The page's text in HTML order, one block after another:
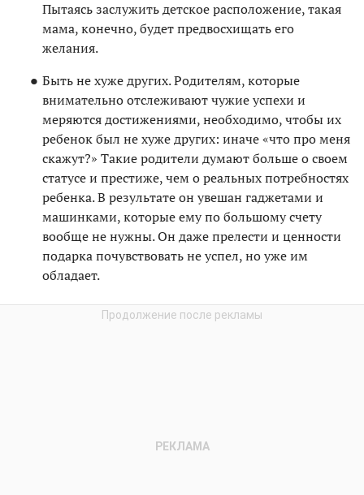
Пытаясь заслужить детское расположение, такая
мама, конечно, будет предвосхищать его
желания.
Быть не хуже других. Родителям, которые
внимательно отслеживают чужие успехи и
меряются достижениями, необходимо, чтобы их
ребенок был не хуже других: иначе «что про меня
скажут?» Такие родители думают больше о своем
статусе и престиже, чем о реальных потребностях
ребенка. В результате он увешан гаджетами и
машинками, которые ему по большому счету
вообще не нужны. Он даже прелести и ценности
подарка почувствовать не успел, но уже им
обладает.